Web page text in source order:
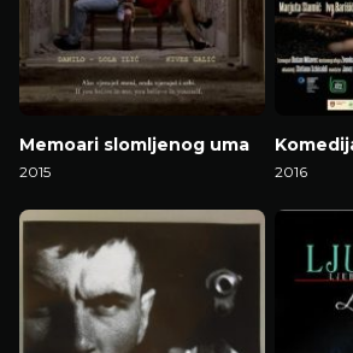
Memoari slomljenog uma
2015 2016